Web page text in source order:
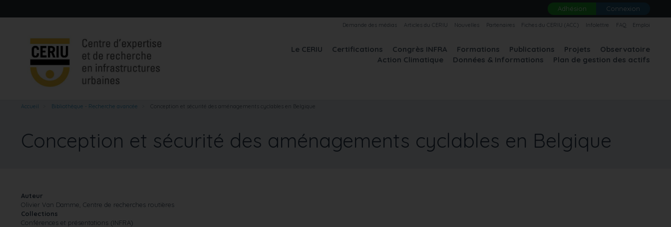
au
Adhésion Connexion
Demande des médias Articles du CERIU Nouvelles Partenaires Fiches du CERIU (ACC) Infolettre FAQ Emploi
Le CERIU Certifications Congrès INFRA Formations Publications Projets
Observatoire
Action Climatique
Données & Informations Plan de gestion des actifs
Accueil Bibliothèque - Recherche avancée Conception et sécurité des aménagements cyclables en Belgique
Conception et sécurité des aménagements cyclables en Belgique
Auteur
Olivier Van Damme, Centre de recherches routières
Collections
Conférences et présentations (INFRA)